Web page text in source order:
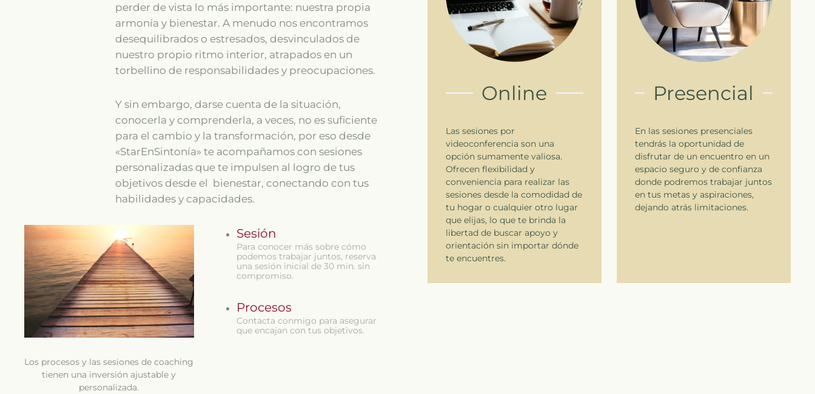
perder de vista lo más importante: nuestra propia
armonía y bienestar. A menudo nos encontramos
desequilibrados o estresados, desvinculados de
nuestro propio ritmo interior, atrapados en un
torbellino de responsabilidades y preocupaciones.
Y sin embargo, darse cuenta de la situación,
conocerla y comprenderla, a veces, no es suficiente
para el cambio y la transformación, por eso desde
«StarEnSintonía» te acompañamos con sesiones
personalizadas que te impulsen al logro de tus
objetivos desde el bienestar, conectando con tus
habilidades y capacidades.
Los procesos y las sesiones de coaching
tienen una inversión ajustable y
personalizada.
Sesión
Para conocer más sobre cómo
podemos trabajar juntos, reserva
una sesión inicial de 30 min. sin
compromiso.
Procesos
Contacta conmigo para asegurar
que encajan con tus objetivos.
Online
Las sesiones por
videoconferencia son una
opción sumamente valiosa.
Ofrecen flexibilidad y
conveniencia para realizar las
sesiones desde la comodidad de
tu hogar o cualquier otro lugar
que elijas, lo que te brinda la
libertad de buscar apoyo y
orientación sin importar dónde
te encuentres.
Presencial
En las sesiones presenciales
tendrás la oportunidad de
disfrutar de un encuentro en un
espacio seguro y de confianza
donde podremos trabajar juntos
en tus metas y aspiraciones,
dejando atrás limitaciones.